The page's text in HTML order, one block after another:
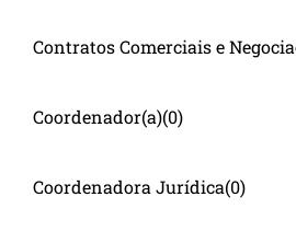
Contratos Comerciais e
Coordenador(a)(0)
Coordenadora Jurídica(0)